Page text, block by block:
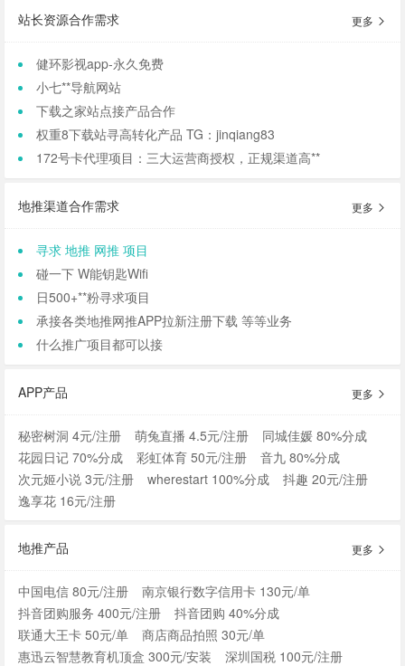
站长资源合作需求 更多
健环影视app-永久免费
小七**导航网站
下载之家站点接产品合作
权重8下载站寻高转化产品 TG：jinqiang83
172号卡代理项目：三大运营商授权，正规渠道高**
地推渠道合作需求 更多
寻求 地推 网推 项目
碰一下 W能钥匙Wifi
日500+**粉寻求项目
承接各类地推网推APP拉新注册下载 等等业务
什么推广项目都可以接
APP产品 更多
秘密树洞 4元/注册 萌兔直播 4.5元/注册
同城佳媛 80%分成
花园日记 70%分成
彩虹体育 50元/注册
音九 80%分成
次元姬小说 3元/注册
wherestart 100%分成
抖趣 20元/注册
逸享花 16元/注册
地推产品 更多
中国电信 80元/注册
南京银行数字信用卡 130元/单
抖音团购服务 400元/注册
抖音团购 40%分成
联通大王卡 50元/单
商店商品拍照 30元/单
惠迅云智慧教育机顶盒 300元/安装
深圳国税 100元/注册